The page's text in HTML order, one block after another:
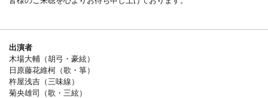
出演者
木場大輔（胡弓・豪絃）
日原藤花維柯（歌・箏）
杵屋浅吉（三味線）
菊央雄司（歌・三絃）